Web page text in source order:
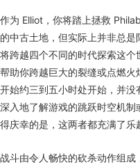
作为 Elliot，你将踏上拯救
的中古土地，但实际上并非总
将跨越四个不同的时代探索这
帮助你跨越巨大的裂缝或点燃
开始约三到五小时处开始，并
深入地了解游戏的跳跃时空机
得庆幸的是，这两者都充满了乐
战斗由令人畅快的砍杀动作组